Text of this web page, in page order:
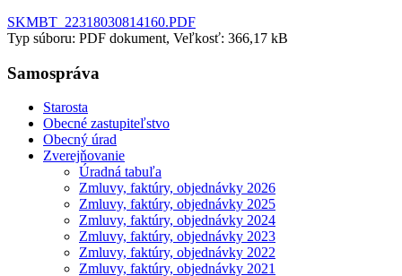
SKMBT_22318030814160.PDF
Typ súboru: PDF dokument, Veľkosť: 366,17 kB
Samospráva
Starosta
Obecné zastupiteľstvo
Obecný úrad
Zverejňovanie
Úradná tabuľa
Zmluvy, faktúry, objednávky 2026
Zmluvy, faktúry, objednávky 2025
Zmluvy, faktúry, objednávky 2024
Zmluvy, faktúry, objednávky 2023
Zmluvy, faktúry, objednávky 2022
Zmluvy, faktúry, objednávky 2021